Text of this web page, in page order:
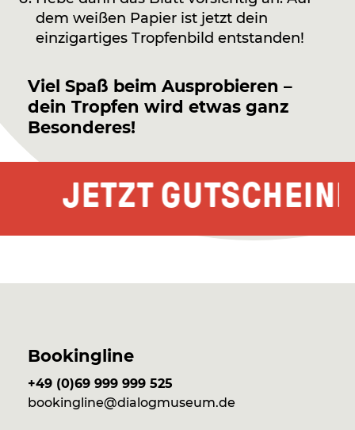
dem weißen Papier ist jetzt dein
einzigartiges Tropfenbild entstanden!
Viel Spaß beim Ausprobieren –
dein Tropfen wird etwas ganz
Besonderes!
JETZT GUTSCHEINE
Bookingline
+49 (0)69 999 999 525
bookingline@dialogmuseum.de